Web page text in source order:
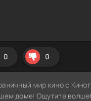
0 0
мир кино с
доме! Ощутите